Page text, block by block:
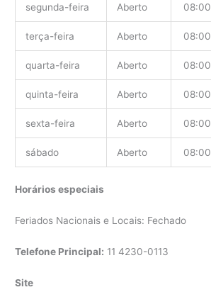
segunda-feira Aberto 08:00
terça-feira Aberto 08:00
quarta-feira Aberto 08:00
quinta-feira Aberto 08:00
sexta-feira Aberto 08:00
sábado Aberto 08:00
Horários especiais
Feriados Nacionais e Locais: Fechado
Telefone Principal: 114230-0113
Site